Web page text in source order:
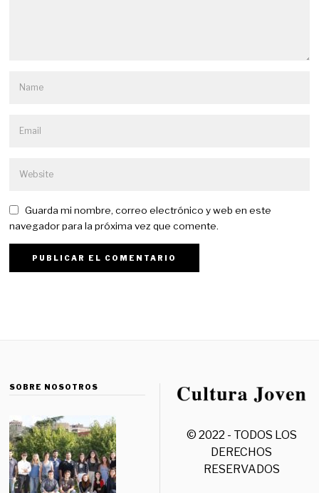
Guarda mi nombre, correo electrónico y web en este
navegador para la próxima vez que comente.
SOBRE NOSOTROS
© 2022 - TODOS LOS
DERECHOS
RESERVADOS